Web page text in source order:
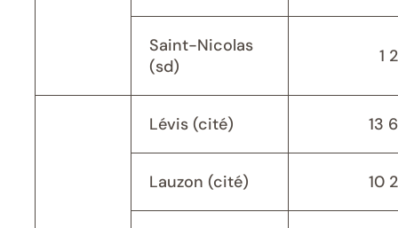
Saint-Nicolas
(sd)
1
Lévis (cité) 13
Lauzon (cité) 10